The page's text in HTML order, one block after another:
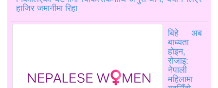
हाजिर जमानीमा रिहा
बिहे अब
बाध्यता
होइन,
रोजाइ:
नेपाली
महिलामा